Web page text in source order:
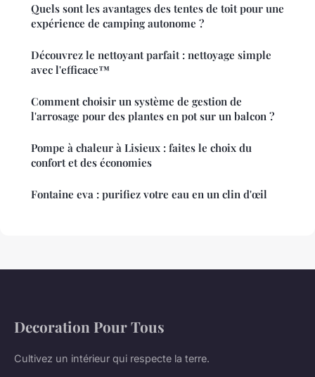
Quels sont les avantages des tentes de toit pour une
expérience de camping autonome ?
Découvrez le nettoyant parfait : nettoyage simple
avec l'efficace™
Comment choisir un système de gestion de
l'arrosage pour des plantes en pot sur un balcon ?
Pompe à chaleur à Lisieux : faites le choix du
confort et des économies
Fontaine eva : purifiez votre eau en un clin d'œil
Decoration Pour Tous
Cultivez un intérieur qui respecte la terre.